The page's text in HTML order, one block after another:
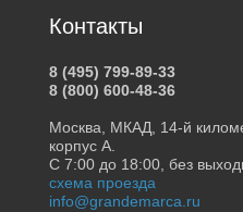
Контакты
8 (495) 799-89-33
8 (800) 600-48-36
Москва, МКАД, 14-й
корпус А.
С 7:00 до 18:00, без
схема проезда
info@grandemarca.ru